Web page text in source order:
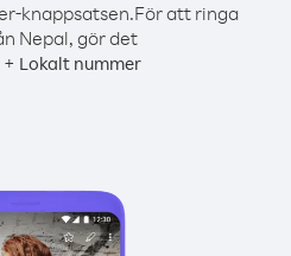
knappsatsen.För att ringa
Nepal, gör det
+ Lokalt nummer